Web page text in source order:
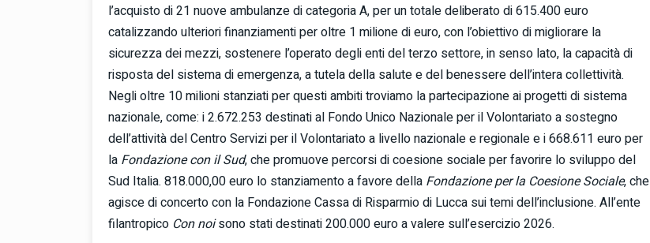
l’acquisto di 21 nuove ambulanze di categoria A, per un totale deliberato di 615.400 euro
catalizzando ulteriori finanziamenti per oltre 1 milione di euro, con l’obiettivo di migliorare la
sicurezza dei mezzi, sostenere l’operato degli enti del terzo settore, in senso lato, la capacità di
risposta del sistema di emergenza, a tutela della salute e del benessere dell’intera collettività.
Negli oltre 10 milioni stanziati per questi ambiti troviamo la partecipazione ai progetti di sistema
nazionale, come: i 2.672.253 destinati al Fondo Unico Nazionale per il Volontariato a sostegno
dell’attività del Centro Servizi per il Volontariato a livello nazionale e regionale e i 668.611 euro per
la Fondazione con il Sud, che promuove percorsi di coesione sociale per favorire lo sviluppo del
Sud Italia. 818.000,00 euro lo stanziamento a favore della Fondazione per la Coesione Sociale, che
agisce di concerto con la Fondazione Cassa di Risparmio di Lucca sui temi dell’inclusione. All’ente
filantropico Con noisono stati destinati 200.000 euro a valere sull’esercizio 2026.